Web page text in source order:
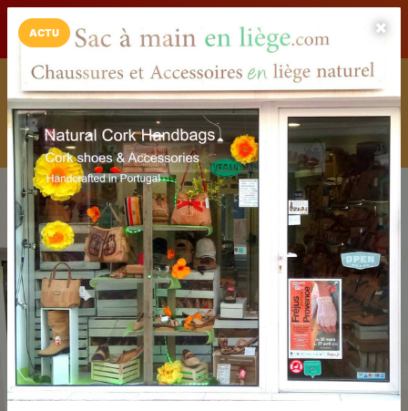
LaCarte Play Store
Installez l'App LaCarte
Téléchargez gratuitement l'app LaCarte pour suivre vos
commerces favoris et ne rien rater !
Télécharger Plus tard
ACTU